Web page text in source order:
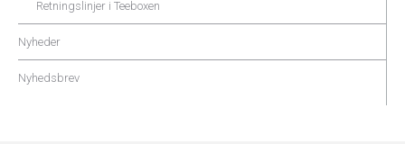
Retningslinjer i Teeboxen
Nyheder
Nyhedsbrev